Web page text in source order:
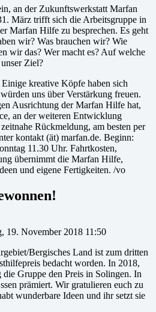
an der Zukunftswerkstatt Marfan
März trifft sich die Arbeitsgruppe in
Marfan Hilfe zu besprechen. Es geht
wir? Was brauchen wir? Wie
wir das? Wer macht es? Auf welche
Ziel?
kreative Köpfe haben sich
uns über Verstärkung freuen.
Ausrichtung der Marfan Hilfe hat,
an der weiteren Entwicklung
Rückmeldung, am besten per
kontakt (ät) marfan.de. Beginn:
11.30 Uhr. Fahrtkosten,
übernimmt die Marfan Hilfe,
und eigene Fertigkeiten. /vo
19. November 2018 11:50
Bergisches Land ist zum dritten
bedacht worden. In 2018,
Gruppe den Preis in Solingen. In
prämiert. Wir gratulieren euch zu
wunderbare Ideen und ihr setzt sie